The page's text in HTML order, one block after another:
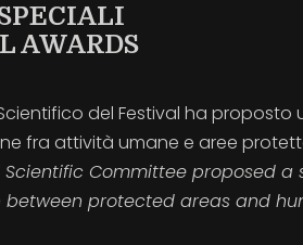
AWARDS
del Festival ha
fra attività umane e aree
Scientific Committee proposed
between protected areas and